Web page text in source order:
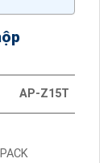
AP-Z15T